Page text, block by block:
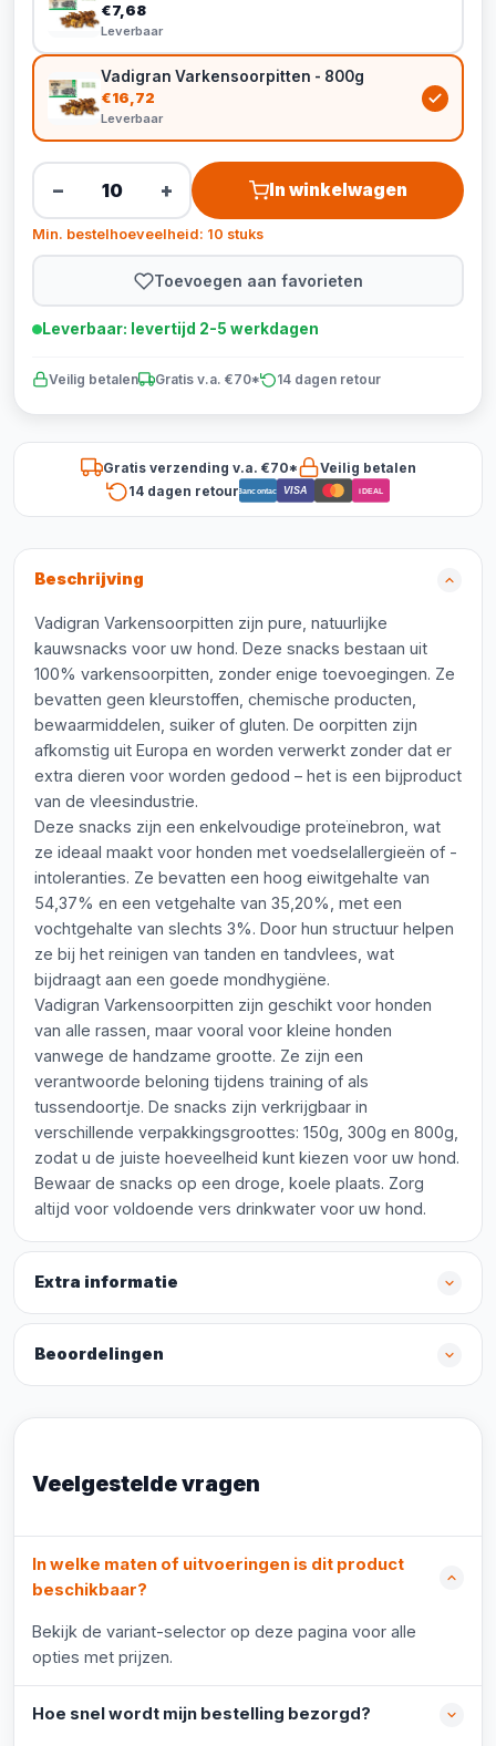
€7,68
Leverbaar
Vadigran Varkensoorpitten - 800g
€16,72
Leverbaar
− + In winkelwagen
Min. bestelhoeveelheid: 10 stuks
Toevoegen aan favorieten
Leverbaar: levertijd 2-5 werkdagen
Veilig betalen Gratis v.a. €70* 14 dagen retour
Gratis verzending v.a. €70*
Veilig betalen
14 dagen retourBancontact VISA iDEAL
Beschrijving
Vadigran Varkensoorpitten zijn pure, natuurlijke
kauwsnacks voor uw hond. Deze snacks bestaan uit
100% varkensoorpitten, zonder enige toevoegingen. Ze
bevatten geen kleurstoffen, chemische producten,
bewaarmiddelen, suiker of gluten. De oorpitten zijn
afkomstig uit Europa en worden verwerkt zonder dat er
extra dieren voor worden gedood – het is een bijproduct
van de vleesindustrie.
Deze snacks zijn een enkelvoudige proteïnebron, wat
ze ideaal maakt voor honden met voedselallergieën of -
intoleranties. Ze bevatten een hoog eiwitgehalte van
54,37% en een vetgehalte van 35,20%, met een
vochtgehalte van slechts 3%. Door hun structuur helpen
ze bij het reinigen van tanden en tandvlees, wat
bijdraagt aan een goede mondhygiëne.
Vadigran Varkensoorpitten zijn geschikt voor honden
van alle rassen, maar vooral voor kleine honden
vanwege de handzame grootte. Ze zijn een
verantwoorde beloning tijdens training of als
tussendoortje. De snacks zijn verkrijgbaar in
verschillende verpakkingsgroottes: 150g, 300g en 800g,
zodat u de juiste hoeveelheid kunt kiezen voor uw hond.
Bewaar de snacks op een droge, koele plaats. Zorg
altijd voor voldoende vers drinkwater voor uw hond.
Extra informatie
Beoordelingen
Veelgestelde vragen
In welke maten of uitvoeringen is dit product
beschikbaar?
Bekijk de variant-selector op deze pagina voor alle
opties met prijzen.
Hoe snel wordt mijn bestelling bezorgd?